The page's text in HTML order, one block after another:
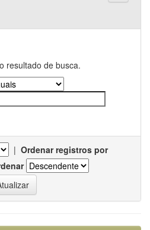
resultado de busca.
| Ordenar registros por